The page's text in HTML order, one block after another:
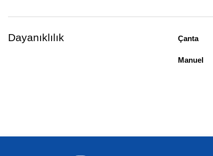
Dayanıklılık Çanta
Manuel